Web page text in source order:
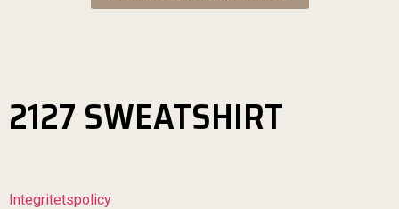
2127 SWEATSHIRT
Integritetspolicy